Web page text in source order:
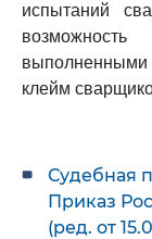
испытаний
клейм
Судебная
Приказ
(ред. от